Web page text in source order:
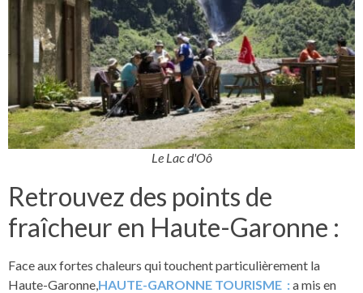
Le Lac d'Oô
Retrouvez des points de
fraîcheur en Haute-Garonne :
Face aux fortes chaleurs qui touchent particulièrement la
Haute-Garonne,HAUTE-GARONNE TOURISME :a mis en